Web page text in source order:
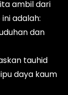
ambil dari
adalah:
dan
tauhid
daya kaum